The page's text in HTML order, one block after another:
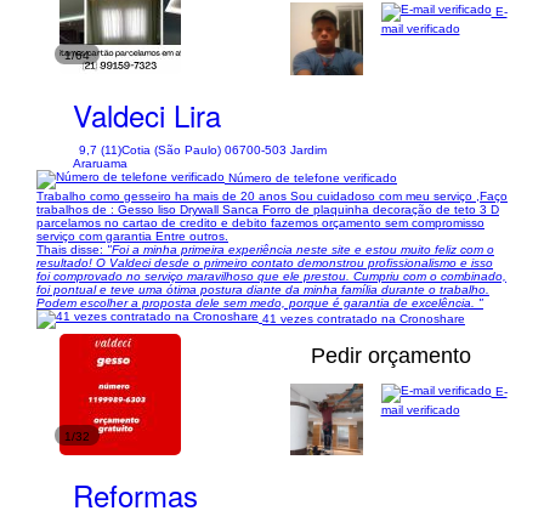
1/64
Valdeci Lira
9,7 (11)Cotia (São Paulo) 06700-503 Jardim
Araruama
E-
mail verificado
Número de telefone verificado
Trabalho como gesseiro ha mais de 20 anos Sou cuidadoso com meu serviço ,Faço
trabalhos de : Gesso liso Drywall Sanca Forro de plaquinha decoração de teto 3 D
parcelamos no cartao de credito e debito fazemos orçamento sem compromisso
serviço com garantia Entre outros.
Thais disse: "Foi a minha primeira experiência neste site e estou muito feliz com o
resultado! O Valdeci desde o primeiro contato demonstrou profissionalismo e isso
foi comprovado no serviço maravilhoso que ele prestou. Cumpriu com o combinado,
foi pontual e teve uma ótima postura diante da minha família durante o trabalho.
Podem escolher a proposta dele sem medo, porque é garantia de excelência. "
41 vezes contratado na Cronoshare
1/32
Pedir orçamento
Reformas
E-
mail verificado